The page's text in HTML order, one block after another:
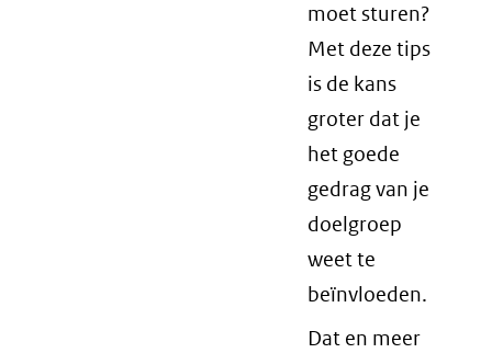
moet sturen?
Met deze tips
is de kans
groter dat je
het goede
gedrag van je
doelgroep
weet te
beïnvloeden.
Dat en meer